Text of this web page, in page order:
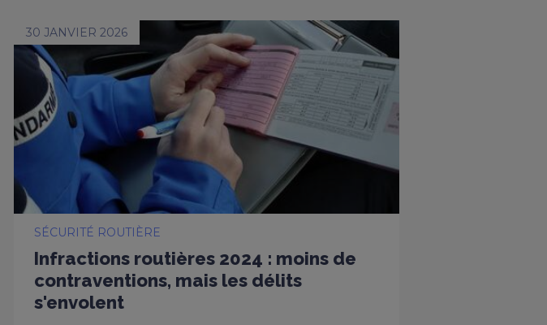
30 JANVIER 2026
SÉCURITÉ ROUTIÈRE
Infractions routières 2024 : moins de
contraventions, mais les délits
s'envolent